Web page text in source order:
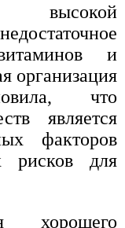
высокой
и
организация
что
является
факторов
рисков для
хорошего